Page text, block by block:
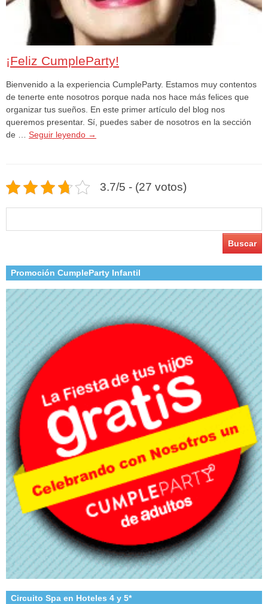
¡Feliz CumpleParty!
Bienvenido a la experiencia CumpleParty. Estamos muy contentos
de tenerte ente nosotros porque nada nos hace más felices que
organizar tus sueños. En este primer artículo del blog nos
queremos presentar. Sí, puedes saber de nosotros en la sección
de … Seguir leyendo →
3.7/5 - (27 votos)
Promoción CumpleParty Infantil
Circuito Spa en Hoteles 4 y 5*